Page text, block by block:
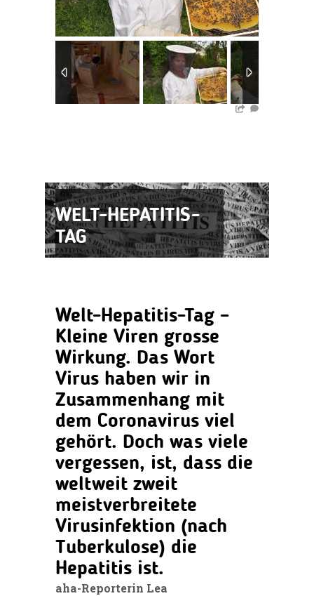
3/5
WELT-HEPATITIS-
TAG
Welt-Hepatitis-Tag –
Kleine Viren grosse
Wirkung. Das Wort
Virus haben wir in
Zusammenhang mit
dem Coronavirus viel
gehört. Doch was viele
vergessen, ist, dass die
weltweit zweit
meistverbreitete
Virusinfektion (nach
Tuberkulose) die
Hepatitis ist.
aha-Reporterin Lea